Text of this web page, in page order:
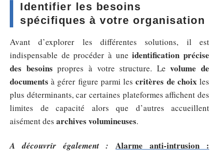
Identifier les besoins
spécifiques à votre organisation
Avant d’explorer les différentes solutions, il est
indispensable de procéder à uneidentification précise
des besoins propres à votre structure. Levolume de
documents à gérer figure parmi lescritères de choix les
plus déterminants, car certaines plateformes affichent des
limites de capacité alors que d’autres accueillent
aisément des archives volumineuses.
A découvrir également :
Alarme anti-intrusion :